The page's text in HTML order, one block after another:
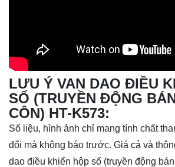
LƯU Ý VAN DAO ĐIỀU
SỐ (TRUYỀN ĐỘNG
CÔN) HT-K573:
Số liệu, hình ảnh chỉ mang tính chất
đổi mà không báo trước. Giá cả và
dao điều khiển hộp số (truyền động